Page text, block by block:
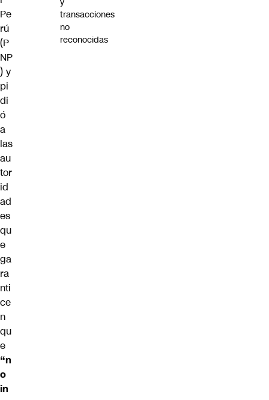
Pe
rú
(P
NP
) y
pi
di
ó
a
las
au
tor
id
ad
es
qu
e
ga
ra
nti
ce
n
qu
e
“n
o
in
transacciones
no
reconocidas